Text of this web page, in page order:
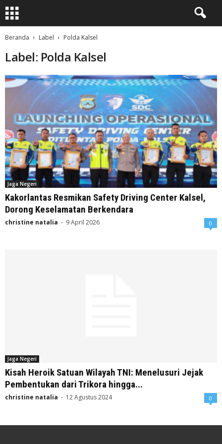
Beranda Label Polda Kalsel
Label: Polda Kalsel
Jaga Negeri
Kakorlantas Resmikan Safety Driving Center Kalsel,
Dorong Keselamatan Berkendara
christine natalia - 9 April 2026 0
Jaga Negeri
Kisah Heroik Satuan Wilayah TNI: Menelusuri Jejak
Pembentukan dari Trikora hingga...
christine natalia - 12 Agustus 2024 0